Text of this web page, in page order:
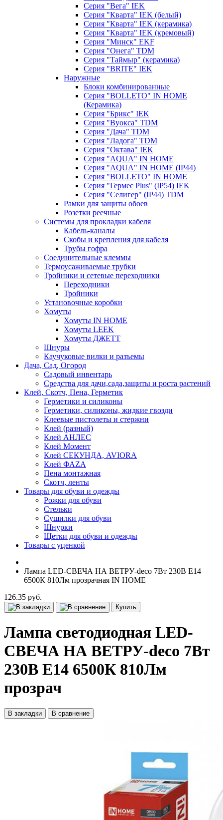
Серия "Вега" IEK
Серия "Кварта" IEK (белый)
Серия "Кварта" IEK (керамика)
Серия "Кварта" IEK (кремовый)
Серия "Минск" EKF
Серия "Онега" TDM
Серия "Таймыр" (керамика)
Серия "BRITE" IEK
Наружные
Блоки комбинированные
Серия "BОLLETO" IN HOME
(Керамика)
Серия "Брикс" IEK
Серия "Вуокса" TDM
Серия "Дача" TDM
Серия "Ладога" TDM
Серия "Октава" IEK
Серия "AQUA" IN HOME
Серия "AQUA" IN HOME (IP44)
Серия "BОLLETO" IN HOME
Серия "Гермес Plus" (IP54) IEK
Серия "Селигер" (IP44) TDM
Рамки для защиты обоев
Розетки реечные
Системы для прокладки кабеля
Кабель-каналы
Скобы и крепления для кабеля
Трубы гофра
Соединительные клеммы
Термоусаживаемые трубки
Тройники и сетевые переходники
Переходники
Тройники
Установочные коробки
Хомуты
Хомуты IN HOME
Хомуты LEEK
Хомуты ДЖЕТТ
Шнуры
Каучуковые вилки и разъемы
Дача, Сад, Огород
Садовый инвентарь
Средства для дачи,сада,защиты и роста растений
Клей, Скотч, Пена, Герметик
Герметики и силиконы
Герметики, силиконы, жидкие гвозди
Клеевые пистолеты и стержни
Клей (разный)
Клей АНЛЕС
Клей Момент
Клей СЕКУНДА, AVIORA
Клей ФАZА
Пена монтажная
Скотч, ленты
Товары для обуви и одежды
Рожки для обуви
Стельки
Сушилки для обуви
Шнурки
Щетки для обуви и одежды
Товары с уценкой
Лампа LED-СВЕЧА НА ВЕТРУ-deco 7Вт 230В Е14
6500К 810Лм прозрачная IN HOME
126.35 руб.
Купить
Лампа светодиодная LED-
СВЕЧА НА ВЕТРУ-deco 7Вт
230В Е14 6500К 810Лм
прозрач
В закладки В сравнение